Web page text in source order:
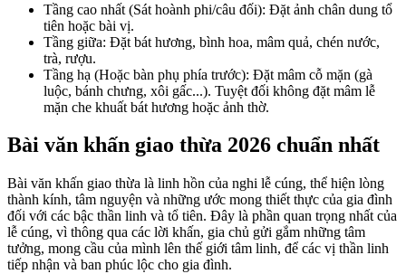
Tầng cao nhất (Sát hoành phi/câu đối): Đặt ảnh chân dung tổ
tiên hoặc bài vị.
Tầng giữa: Đặt bát hương, bình hoa, mâm quả, chén nước,
trà, rượu.
Tầng hạ (Hoặc bàn phụ phía trước): Đặt mâm cỗ mặn (gà
luộc, bánh chưng, xôi gấc...). Tuyệt đối không đặt mâm lễ
mặn che khuất bát hương hoặc ảnh thờ.
Bài văn khấn giao thừa 2026 chuẩn nhất
Bài văn khấn giao thừa là linh hồn của nghi lễ cúng, thể hiện lòng
thành kính, tâm nguyện và những ước mong thiết thực của gia đình
đối với các bậc thần linh và tổ tiên. Đây là phần quan trọng nhất của
lễ cúng, vì thông qua các lời khấn, gia chủ gửi gắm những tâm
tưởng, mong cầu của mình lên thế giới tâm linh, để các vị thần linh
tiếp nhận và ban phúc lộc cho gia đình.